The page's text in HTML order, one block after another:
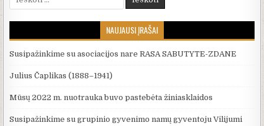
NAUJAUSI ĮRAŠAI
Susipažinkime su asociacijos nare RASA SABUTYTE-ZDANE
Julius Čaplikas (1888–1941)
Mūsų 2022 m. nuotrauka buvo pastebėta žiniasklaidos
Susipažinkime su grupinio gyvenimo namų gyventoju Vilijumi